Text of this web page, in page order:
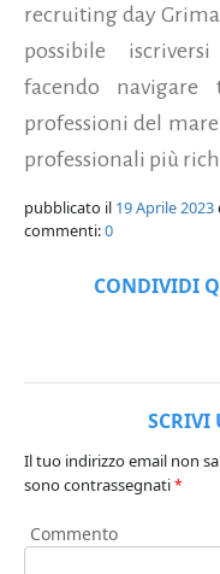
recruiting day
possibile
facendo
professioni del
professionali più
pubblicato il 19 Aprile 2023
commenti:0
CONDIVIDI
SCRIVI
Il tuo indirizzo email non
sono contrassegnati*
Commento